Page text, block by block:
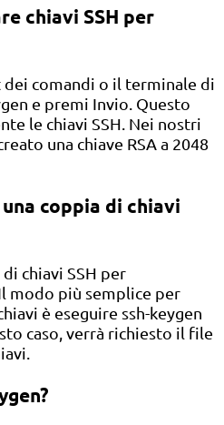
chiavi SSH per
comandi o il terminale di
e premi Invio. Questo
le chiavi SSH. Nei nostri
una chiave RSA a 2048
coppia di chiavi
chiavi SSH per
modo più semplice per
è eseguire ssh-keygen
caso, verrà richiesto il file